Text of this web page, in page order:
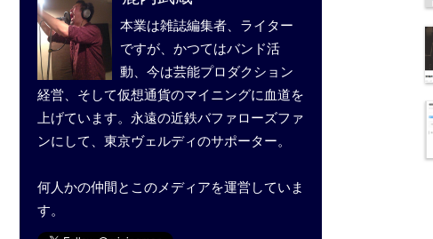
本業は雑誌編集者、ライター
ですが、かつてはバンド活
動、今は芸能プロダクション
経営、そして仮想通貨のマイニングに血道を
上げています。永遠の近鉄バファローズファ
ンにして、東京ヴェルディのサポーター。
何人かの仲間とこのメディアを運営していま
す。